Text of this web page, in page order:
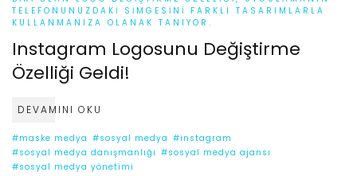
TELEFONUNUZDAKI SIMGESINI FARKLI TASARIMLARLA
KULLANMANIZA OLANAK TANIYOR.
Instagram Logosunu Değiştirme
Özelliği Geldi!
DEVAMINI OKU
#maske medya #sosyal medya #instagram
#sosyal medya danışmanlığı #sosyal medya ajansı
#sosyal medya yönetimi